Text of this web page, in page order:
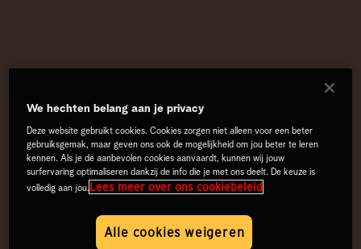
We hechten belang aan je privacy
Deze website gebruikt cookies. Cookies zorgen niet alleen voor een beter
gebruiksgemak, maar geven ons ook de mogelijkheid om jou beter te leren
kennen. Als je de aanbevolen cookies aanvaardt, kunnen wij jouw
surfervaring optimaliseren dankzij de info die je met ons deelt. De keuze is
volledig aan jou.Lees meer over ons cookiebeleid
Alle cookies weigeren